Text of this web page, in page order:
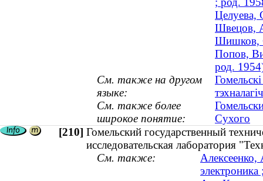
Целуева,
Швецов,
Шишков,
Попов,
род.
См. также на другом
языке:
См. также более
широкое понятие:
Сухого
[210] Гомельский государственный
исследовательская лаборатория
См. также:
Алексеенко,